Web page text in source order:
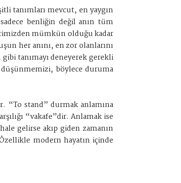
tanımları mevcut, en yaygın
benliğin değil anın tüm
mümkün olduğu kadar
her anını, en zor olanlarını
tanımayı deneyerek gerekli
düşünmemizi, böylece duruma
“To stand” durmak anlamına
“vakafe”dir. Anlamak ise
gelirse akıp giden zamanın
modern hayatın içinde